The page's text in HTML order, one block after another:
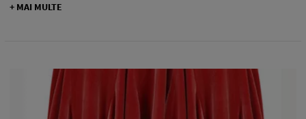
+ MAI MULTE